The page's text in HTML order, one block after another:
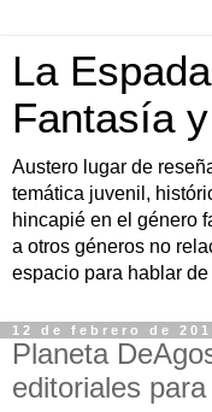
La
Fantasía
Austero lugar de
temática juvenil,
hincapié en el género
a otros géneros no
espacio para hablar
12 de febrero de
Planeta
editoriales